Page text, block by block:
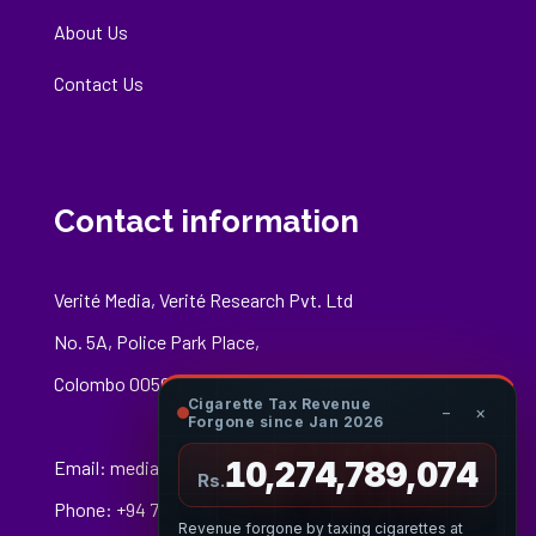
About Us
Contact Us
Contact information
Verité Media, Verité Research Pvt. Ltd
No. 5A, Police Park Place,
Colombo 00500
Email: media@veriteresearch.org
Phone: +94 76 148 8544
Cigarette Tax Revenue
Forgone since Jan 2026
− ×
Rs.10,274,789,291
Revenue forgone by taxing cigarettes at